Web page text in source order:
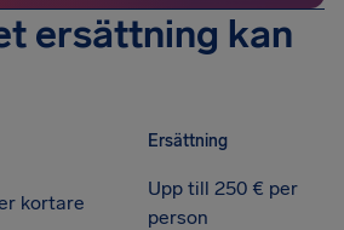
ersättning kan
Ersättning
kortare
Upp till 250 € per
person